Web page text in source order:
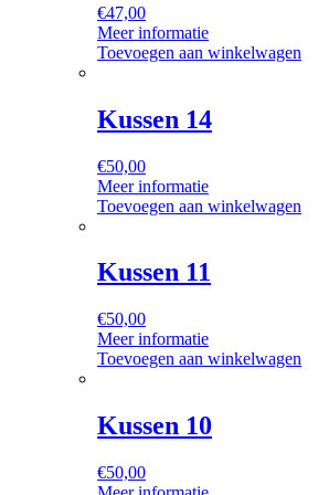
€47,00
Meer informatie
Toevoegen aan winkelwagen
Kussen 14
€50,00
Meer informatie
Toevoegen aan winkelwagen
Kussen 11
€50,00
Meer informatie
Toevoegen aan winkelwagen
Kussen 10
€50,00